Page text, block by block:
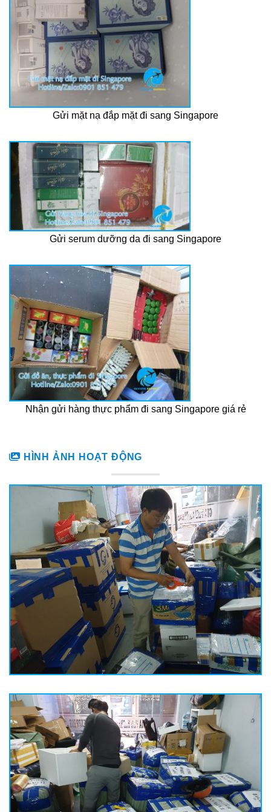
Gửi mặt nạ đắp mặt đi sang Singapore
Gửi serum dưỡng da đi sang Singapore
Nhận gửi hàng thực phẩm đi sang Singapore giá rẻ
HÌNH ẢNH HOẠT ĐỘNG